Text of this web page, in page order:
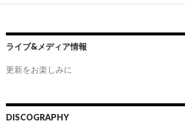
ライブ&メディア情報
更新をお楽しみに
DISCOGRAPHY